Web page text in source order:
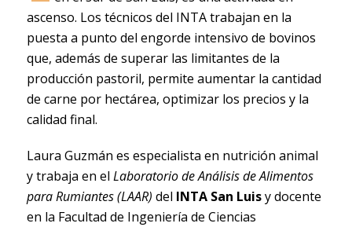
ascenso. Los técnicos del INTA trabajan en la
puesta a punto del engorde intensivo de bovinos
que, además de superar las limitantes de la
producción pastoril, permite aumentar la cantidad
de carne por hectárea, optimizar los precios y la
calidad final.
Laura Guzmán es especialista en nutrición animal
y trabaja en el Laboratorio de Análisis de Alimentos
para Rumiantes (LAAR) del INTA San Luisy docente
en la Facultad de Ingeniería de Ciencias